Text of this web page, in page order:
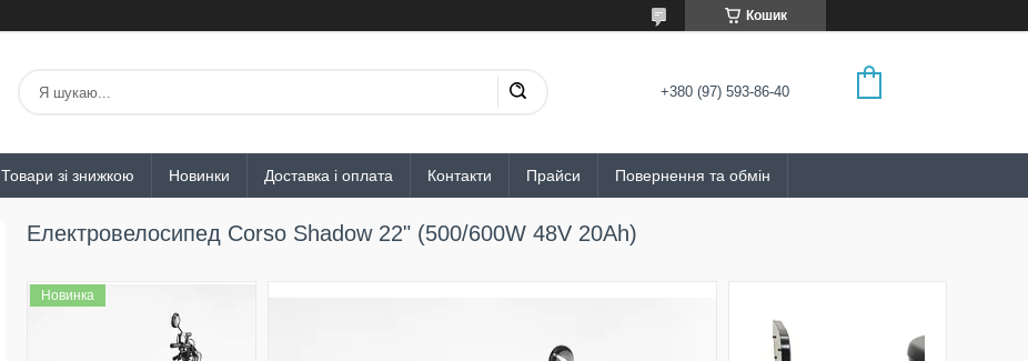
Кошик
+380 (97) 593-86-40
Товари зі знижкою Новинки Доставка і оплата Контакти Прайси Повернення та обмін
Eлектровелосипед Corso Shadow 22" (500/600W 48V 20Ah)
Новинка